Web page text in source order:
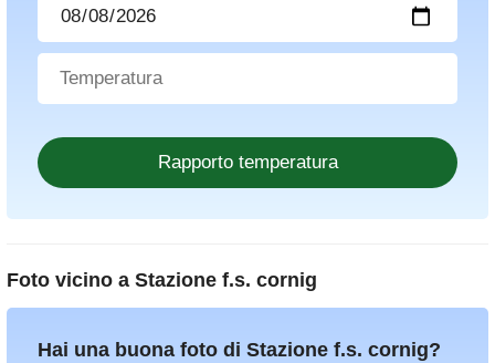
Foto vicino a Stazione f.s. cornig
Hai una buona foto di Stazione f.s. cornig?